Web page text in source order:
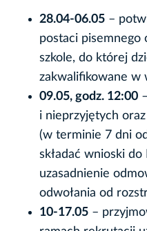
28.04-06.05 –
postaci pisemnego
szkole, do której
zakwalifikowane w
09.05, godz. 12:00
i nieprzyjętych
(w terminie 7 dni
składać wnioski
uzasadnienie
odwołania od
10-17.05 –